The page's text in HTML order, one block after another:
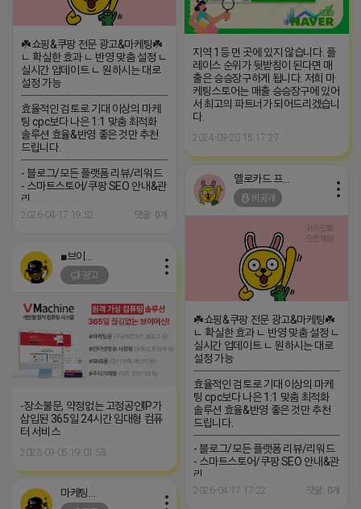
☘️쇼핑&쿠팡 전문 광고&마케팅☘️
ㄴ 확실한 효과 ㄴ 반영 맞춤 설정 ㄴ
실시간 업데이트 ㄴ 원하시는 대로
설정 가능
─────────────────
효율적인 검토로 기대 이상의 마케
팅 cpc보다 나은 1:1 맞춤 최적화
솔루션 효율&반영 좋은 것만 추천
드립니다.
─────────────────
- 블로그/모든 플랫폼 리뷰/리워드
- 스마트스토어/쿠팡 SEO 안내&관
리
─────────────────
2026-04-17 19:52 댓글: 0개
지역 1등 먼 곳에 있지 않습니다. 플
레이스 순위가 뒷받침이 된다면 매
출은 승승장구하게 됩니다. 저희 마
케팅스토어는 매출 승승장구에 있어
서 최고의 파트너가 되어드리겠습니
다.
2024-09-20 15:17:27
옐로카드 프로도
비공개
☘️쇼핑&쿠팡 전문 광고&마케팅☘️
ㄴ 확실한 효과 ㄴ 반영 맞춤 설정 ㄴ
실시간 업데이트 ㄴ 원하시는 대로
설정 가능
─────────────────
효율적인 검토로 기대 이상의 마케
팅 cpc보다 나은 1:1 맞춤 최적화
솔루션 효율&반영 좋은 것만 추천
드립니다.
─────────────────
- 블로그/모든 플랫폼 리뷰/리워드
- 스마트스토어/쿠팡 SEO 안내&관
리
─────────────────
2026-04-17 17:22 댓글: 0개
광고
-장소불문, 약정없는 고정공인IP가
삽입된 365일 24시간 임대형 컴퓨
터 서비스
2023-09-05 19:01:58